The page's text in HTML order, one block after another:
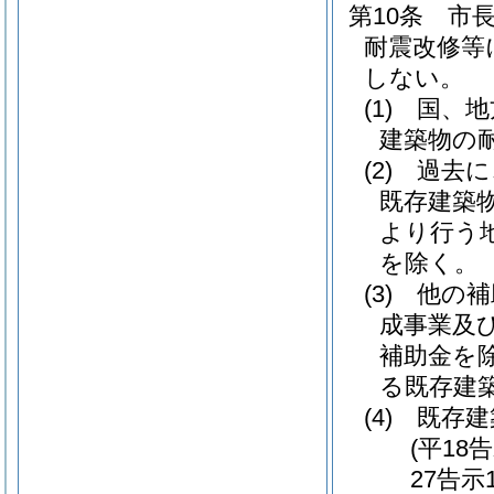
第10条
市
耐震改修
しない。
(1)
国、
建築物の
(2)
過去
既存建築
より行う
を除く。
(3)
他の
成事業及
補助金を
る既存建
(4)
既存
(平18
27告示